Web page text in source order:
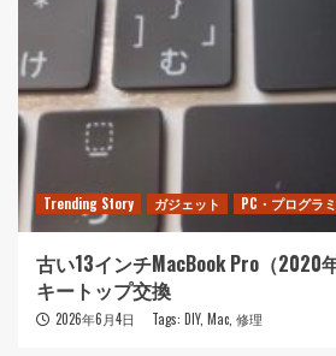
Trending Story ガジェット PC・プログラ
古い13インチMacBook Pro（2020
キートップ交換
2026年6月4日 Tags: DIY, Mac 修理